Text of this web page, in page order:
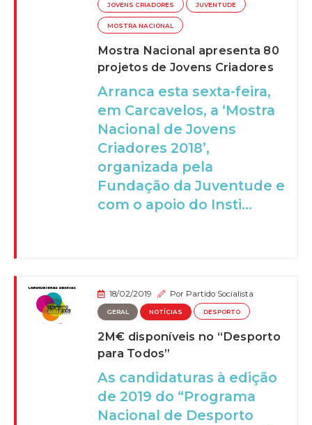
JOVENS CRIADORES JUVENTUDE
MOSTRA NACIONAL
Mostra Nacional apresenta 80
projetos de Jovens Criadores
Arranca esta sexta-feira,
em Carcavelos, a ‘Mostra
Nacional de Jovens
Criadores 2018’,
organizada pela
Fundação da Juventude e
com o apoio do Insti...
18/02/2019 Por Partido Socialista
GERAL NOTÍCIAS DESPORTO
2M€ disponíveis no “Desporto
para Todos”
As candidaturas à edição
de 2019 do “Programa
Nacional de Desporto